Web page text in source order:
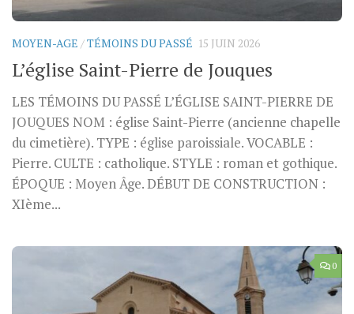
MOYEN-AGE /TÉMOINS DU PASSÉ 15 JUIN 2026
L’église Saint-Pierre de Jouques
LES TÉMOINS DU PASSÉ L’ÉGLISE SAINT-PIERRE DE
JOUQUES NOM : église Saint-Pierre (ancienne chapelle
du cimetière). TYPE : église paroissiale. VOCABLE :
Pierre. CULTE : catholique. STYLE : roman et gothique.
ÉPOQUE : Moyen Âge. DÉBUT DE CONSTRUCTION :
XIème...
0